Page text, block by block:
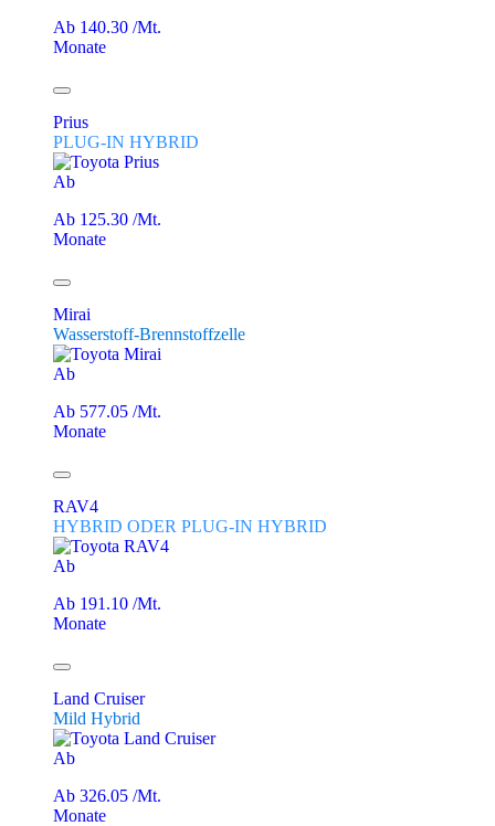
Ab 140.30 /Mt.
Monate
Prius
PLUG-IN HYBRID
Ab
Ab 125.30 /Mt.
Monate
Mirai
Wasserstoff-Brennstoffzelle
Ab
Ab 577.05 /Mt.
Monate
RAV4
HYBRID ODER PLUG-IN HYBRID
Ab
Ab 191.10 /Mt.
Monate
Land Cruiser
Mild Hybrid
Ab
Ab 326.05 /Mt.
Monate